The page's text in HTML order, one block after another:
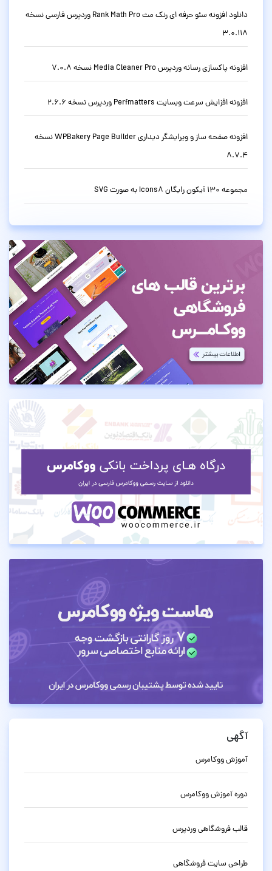
دانلود افزونه سئو حرفه ای رنک مث Rank Math Pro وردپرس فارسی نسخه
3.0.118
افزونه پاکسازی رسانه وردپرس Media Cleaner Pro نسخه 7.0.8
افزونه افزایش سرعت وبسایت Perfmatters وردپرس نسخه 2.6.6
افزونه صفحه ساز و ویرایشگر دیداری WPBakery Page Builder نسخه
8.7.4
مجموعه 130 آیکون رایگان Icons8 به صورت SVG
آگهی
آموزش ووکامرس
دوره آموزش ووکامرس
قالب فروشگاهی وردپرس
طراحی سایت فروشگاهی